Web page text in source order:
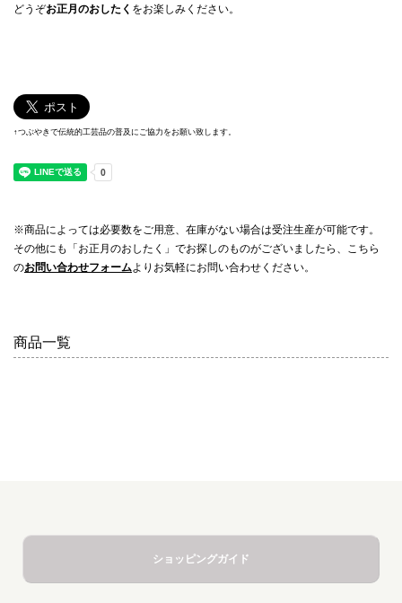
どうぞお正月のおしたく をお楽しみください。
↑つぶやきで伝統的工芸品の普及にご協力をお願い致します。
※商品によっては必要数をご用意、在庫がない場合は受注生産が可能です。
その他にも「お正月のおしたく」でお探しのものがございましたら、こちら
のお問い合わせフォームよりお気軽にお問い合わせください。
商品一覧
ショッピングガイド